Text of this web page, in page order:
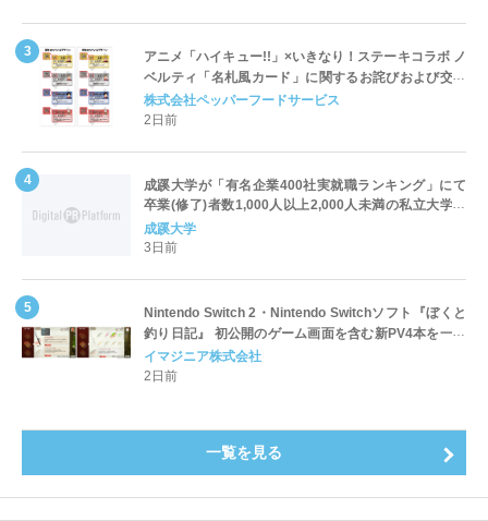
アニメ「ハイキュー!!」×いきなり！ステーキコラボ ノ
ベルティ「名札風カード」に関するお詫びおよび交換
対応についてのご案内
株式会社ペッパーフードサービス
2日前
成蹊大学が「有名企業400社実就職ランキング」にて
卒業(修了)者数1,000人以上2,000人未満の私立大学で
全国第1位を獲得！～実就職率は26.5%（前年比＋
4.3pt）に伸長、東京の私立大学でも10位にランクイン
成蹊大学
3日前
Nintendo Switch 2・Nintendo Switchソフト『ぼくと
釣り日記』 初公開のゲーム画面を含む新PV4本を一挙
公開！
イマジニア株式会社
2日前
一覧を見る